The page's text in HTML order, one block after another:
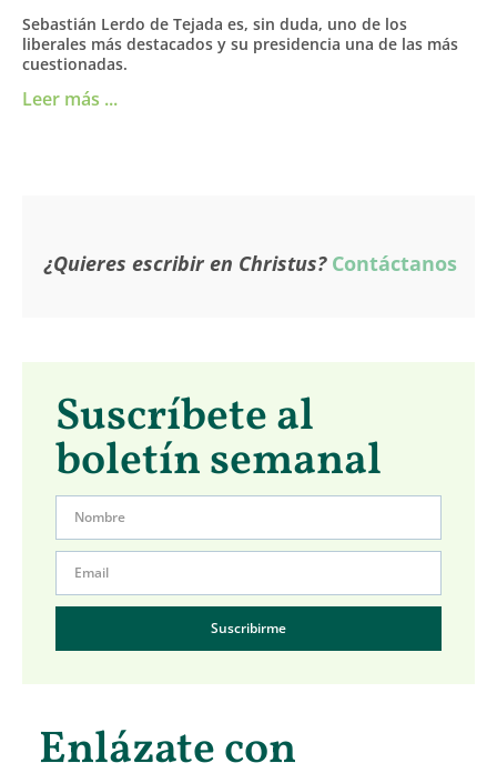
Sebastián Lerdo de Tejada es, sin duda, uno de los
liberales más destacados y su presidencia una de las más
cuestionadas.
Leer más ...
¿Quieres escribir en Christus? Contáctanos
Suscríbete al
boletín semanal
Suscribirme
Enlázate con